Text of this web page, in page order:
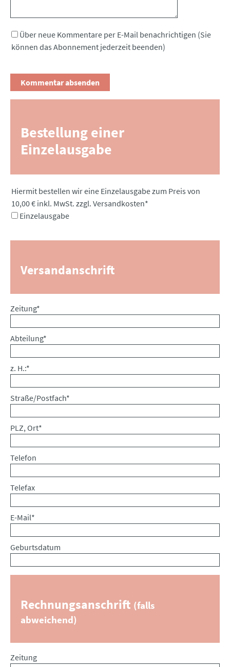
Über neue Kommentare per E-Mail benachrichtigen (Sie
können das Abonnement jederzeit beenden)
Bestellung einer
Einzelausgabe
Pflichtfeld
Hiermit bestellen wir eine Einzelausgabe zum Preis von
10,00 € inkl. MwSt. zzgl. Versandkosten*
Einzelausgabe
Versandanschrift
Pflichtfeld
Zeitung*
Pflichtfeld
Abteilung*
Pflichtfeld
z. H.:*
Pflichtfeld
Straße/Postfach*
Pflichtfeld
PLZ, Ort*
Telefon
Telefax
Pflichtfeld
E-Mail*
Geburtsdatum
Rechnungsanschrift (falls
abweichend)
Zeitung